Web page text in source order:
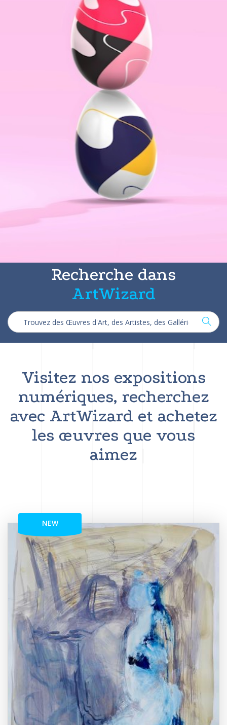
Recherche dans
ArtWizard
Visitez nos expositions
numériques, recherchez
avec ArtWizard et achetez
les œuvres que vous
aimez
NEW